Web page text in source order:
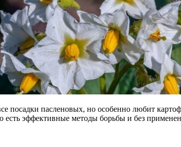
посадки пасленовых, но особенно любит
есть эффективные методы борьбы и без